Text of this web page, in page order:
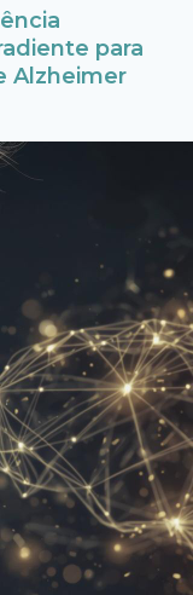
para
Alzheimer